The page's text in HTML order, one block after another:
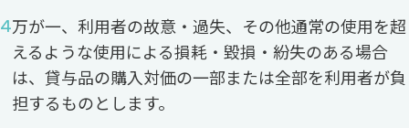
万が一、利用者の故意・過失、その他通常の使用を超
えるような使用による損耗・毀損・紛失のある場合
は、貸与品の購入対価の一部または全部を利用者が負
担するものとします。